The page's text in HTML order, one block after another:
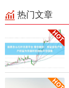
热门文章